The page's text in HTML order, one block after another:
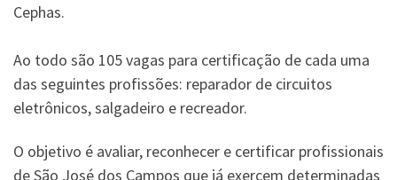
Cephas.
Ao todo são 105 vagas para certificação de cada uma
das seguintes profissões: reparador de circuitos
eletrônicos, salgadeiro e recreador.
O objetivo é avaliar, reconhecer e certificar profissionais
de São José dos Campos que já exercem determinadas